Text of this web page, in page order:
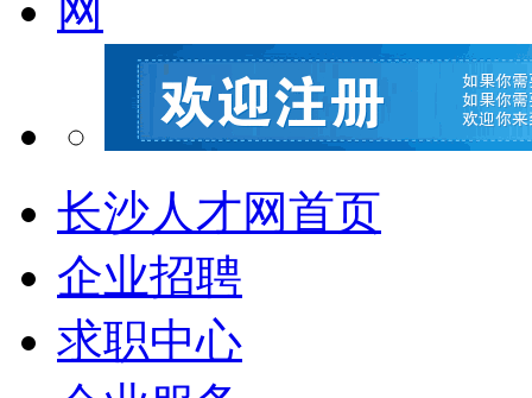
长沙人才网首页
企业招聘
求职中心